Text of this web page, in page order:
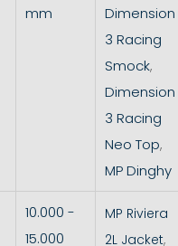
mm
Dimension
3 Racing
Smock,
Dimension
3 Racing
Neo Top,
MP Dinghy
10.000 -
15.000
MP Riviera
2L Jacket,